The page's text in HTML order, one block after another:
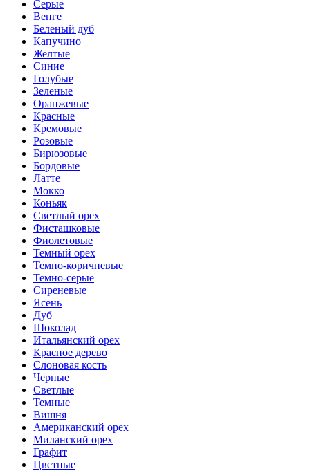
Серые
Венге
Беленый дуб
Капучино
Желтые
Синие
Голубые
Зеленые
Оранжевые
Красные
Кремовые
Розовые
Бирюзовые
Бордовые
Латте
Мокко
Коньяк
Светлый орех
Фисташковые
Фиолетовые
Темный орех
Темно-коричневые
Темно-серые
Сиреневые
Ясень
Дуб
Шоколад
Итальянский орех
Красное дерево
Слоновая кость
Черные
Светлые
Темные
Вишня
Американский орех
Миланский орех
Графит
Цветные